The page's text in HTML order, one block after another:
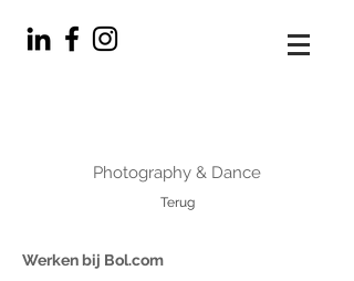
Photography & Dance
Terug
Werken bij Bol.com